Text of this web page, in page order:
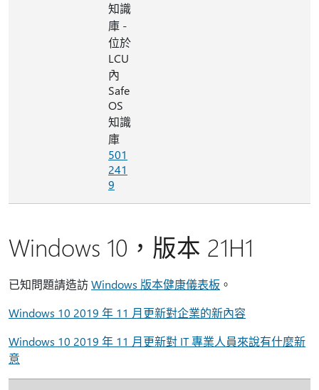
知識
庫 -
位於
LCU
內
Safe
OS
知識
庫
501
241
9
Windows 10，版本 21H1
已知問題請造訪Windows 版本健康儀表板 。
Windows 10 2019 年 11 月更新對企業的新內容
Windows 10 2019 年 11 月更新對 IT 專業人員來說有什麼新
意